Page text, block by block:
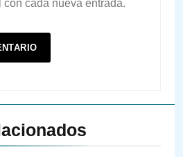
con cada nueva entrada.